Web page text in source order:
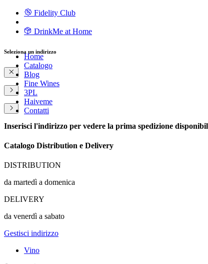
Fidelity Club
DrinkMe at Home
Home
Catalogo
Blog
Fine Wines
3PL
Haiveme
Contatti
Seleziona un indirizzo
Inserisci l'indirizzo per vedere la prima spedizione
Catalogo Distribution e Delivery
DISTRIBUTION
da martedì a domenica
DELIVERY
da venerdì a sabato
Gestisci indirizzo
Vino